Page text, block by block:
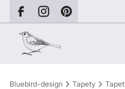
Bluebird-design Tapety